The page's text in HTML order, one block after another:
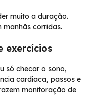
muito a duração.
manhãs corridas.
exercícios
só checar o sono,
cardíaca, passos e
monitoração de